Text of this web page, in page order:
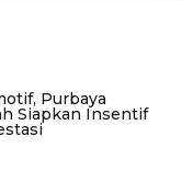
Purbaya
Siapkan Insentif